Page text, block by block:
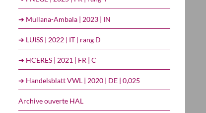
➔ Mullana-Ambala | 2023 | IN
➔ LUISS | 2022 | IT | rang D
➔ HCERES | 2021 | FR | C
➔ Handelsblatt VWL | 2020 | DE | 0,025
Archive ouverte HAL